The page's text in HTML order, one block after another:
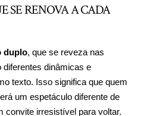
SE RENOVA A CADA
duplo, que se reveza nas
dinâmicas e
texto. Isso significa que quem
um espetáculo diferente de
irresistível para voltar.